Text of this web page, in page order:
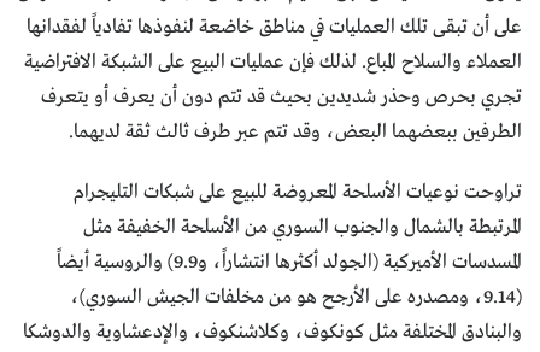
على أن تبقى تلك العمليات في مناطق خاضعة لنفوذها تفادياً لفقدانها
العملاء والسلاح المباع. لذلك فإن عمليات البيع على الشبكة الافتراضية
تجري بحرص وحذر شديدين بحيث قد تتم دون أن يعرف أو يتعرف
الطرفين ببعضهما البعض، وقد تتم عبر طرف ثالث ثقة لديهما.
تراوحت نوعيات الأسلحة المعروضة للبيع على شبكات التليجرام
المرتبطة بالشمال والجنوب السوري من الأسلحة الخفيفة مثل
المسدسات الأميركية (الجولد أكثرها انتشاراً، و9.9) والروسية أيضاً
(9.14، ومصدره على الأرجح هو من مخلفات الجيش السوري)،
والبنادق المختلفة مثل كونكوف، وكلاشنكوف، والإدعشاوية والدوشكا